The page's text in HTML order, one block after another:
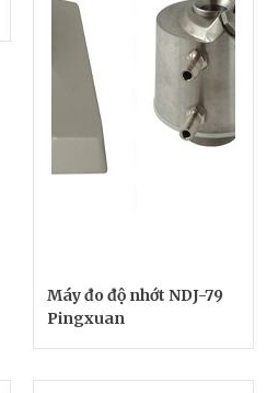
Máy đo độ nhớt NDJ-79
Pingxuan